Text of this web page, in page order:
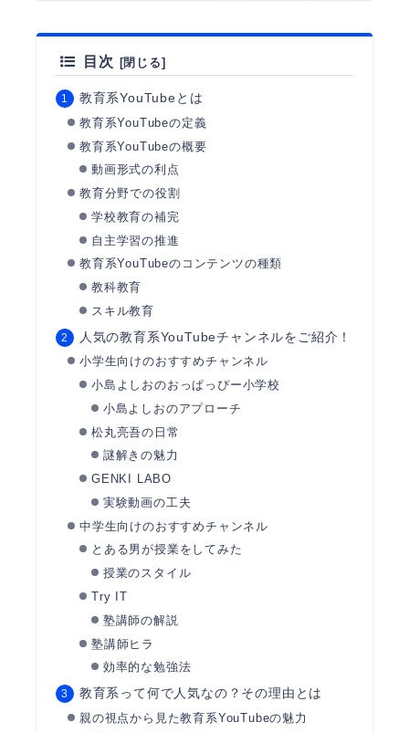
目次
教育系YouTubeとは
教育系YouTubeの定義
教育系YouTubeの概要
動画形式の利点
教育分野での役割
学校教育の補完
自主学習の推進
教育系YouTubeのコンテンツの種類
教科教育
スキル教育
人気の教育系YouTubeチャンネルをご紹介！
小学生向けのおすすめチャンネル
小島よしおのおっぱっぴー小学校
小島よしおのアプローチ
松丸亮吾の日常
謎解きの魅力
GENKI LABO
実験動画の工夫
中学生向けのおすすめチャンネル
とある男が授業をしてみた
授業のスタイル
Try IT
塾講師の解説
塾講師ヒラ
効率的な勉強法
教育系って何で人気なの？その理由とは
親の視点から見た教育系YouTubeの魅力